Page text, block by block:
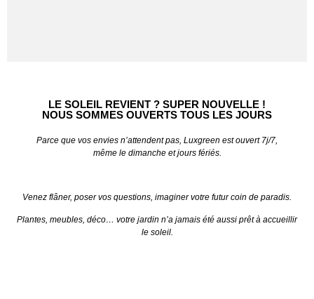
LE SOLEIL REVIENT ? SUPER NOUVELLE !
NOUS SOMMES OUVERTS TOUS LES JOURS
Parce que vos envies n’attendent pas, Luxgreen est ouvert 7j/7,
même le dimanche et jours fériés.
Venez flâner, poser vos questions, imaginer votre futur coin de paradis.
Plantes, meubles, déco… votre jardin n’a jamais été aussi prêt à accueillir
le soleil.